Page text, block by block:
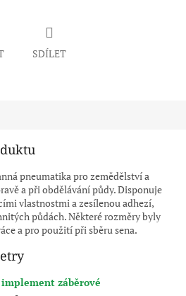
SDÍLET
pneumatika pro zemědělství a
a při obdělávání půdy. Disponuje
vlastnostmi a zesílenou adhezí,
půdách. Některé rozměry byly
a pro použití při sběru sena.
implement záběrové